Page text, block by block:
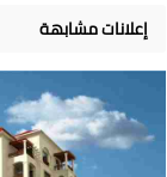
إعلانات مشابهة